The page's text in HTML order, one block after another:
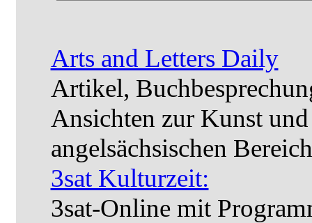
Arts and Letters Daily
Artikel,
Ansichten zur Kunst
angelsächsischen
3sat Kulturzeit:
3sat-Online mit